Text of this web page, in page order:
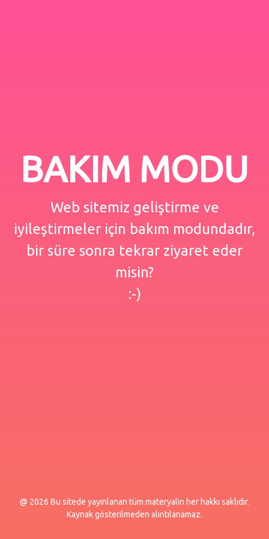
BAKIM MODU
Web sitemiz geliştirme ve
iyileştirmeler için bakım modundadır,
bir süre sonra tekrar ziyaret eder
misin?
:-)
@ 2026 Bu sitede yayınlanan tüm materyalin her hakkı saklıdır.
Kaynak gösterilmeden alıntılanamaz.